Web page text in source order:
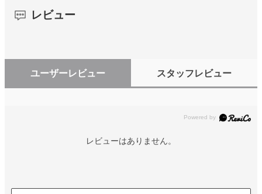
レビュー
ユーザーレビュー スタッフレビュー
レビューはありません。